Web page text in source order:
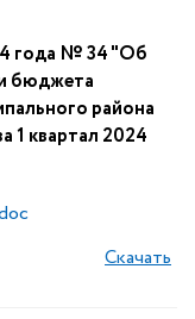
года № 34 "Об
бюджета
района
1 квартал 2024
Скачать